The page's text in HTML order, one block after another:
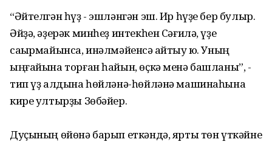
“Әйтелгән һүҙ - эшләнгән эш. Ир һүҙе бер булыр.
Әйҙә, әҙерәк минһеҙ интекһен Сәғилә, үҙе
саҡырмайынса, инәлмәйенсә ҡайтыу юҡ. Уның
ыңғайына торған һайын, өҫкә менә башланы”, -
тип үҙ алдына һөйләнә-һөйләнә машинаһына
кире ултырҙы Зөбәйер.
Дуҫының өйөнә барып еткәндә, ярты төн үткәйне